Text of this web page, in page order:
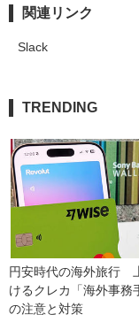
関連リンク
Slack
TRENDING
円安時代の海外旅行　
けるクレカ「海外事務
の注意と対策